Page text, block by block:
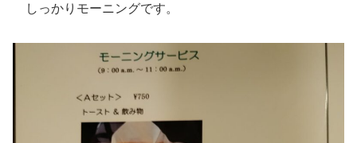
しっかりモーニングです。